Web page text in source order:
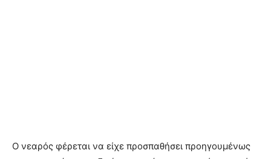
Ο νεαρός φέρεται να είχε προσπαθήσει προηγουμένως